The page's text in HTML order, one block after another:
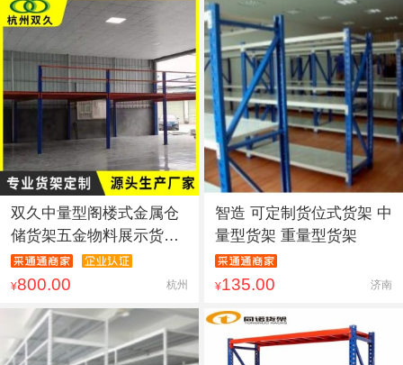
双久中量型阁楼式金属仓
储货架五金物料展示货架
仓库
¥800.00 杭州
智造 可定制货位式货架 中
量型货架 重量型货架
¥135.00 济南